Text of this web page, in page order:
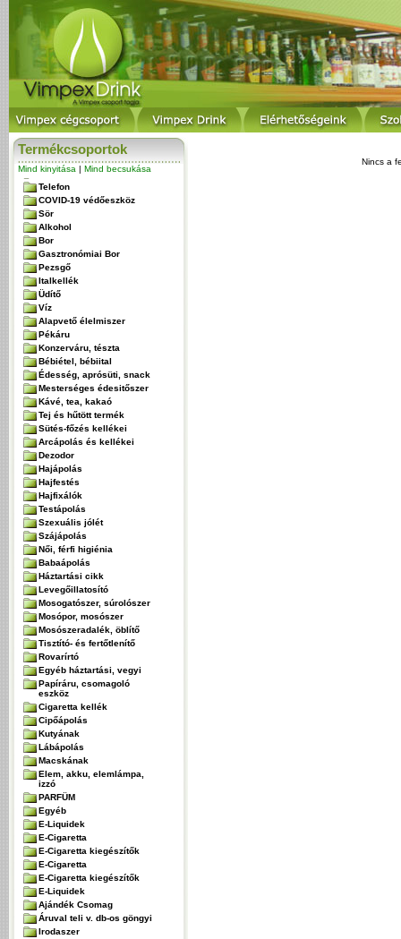
Termékcsoportok
Mind kinyitása | Mind becsukása
Telefon
COVID-19 védőeszköz
Sör
Alkohol
Bor
Gasztronómiai Bor
Pezsgő
Italkellék
Üdítő
Víz
Alapvető élelmiszer
Pékáru
Konzerváru, tészta
Bébiétel, bébiital
Édesség, aprósüti, snack
Mesterséges édesitőszer
Kávé, tea, kakaó
Tej és hűtött termék
Sütés-főzés kellékei
Arcápolás és kellékei
Dezodor
Hajápolás
Hajfestés
Hajfixálók
Testápolás
Szexuális jólét
Szájápolás
Női, férfi higiénia
Babaápolás
Háztartási cikk
Levegőillatosító
Mosogatószer, súrolószer
Mosópor, mosószer
Mosószeradalék, öblítő
Tisztító- és fertőtlenítő
Rovarírtó
Egyéb háztartási, vegyi
Papíráru, csomagoló
eszköz
Cigaretta kellék
Cipőápolás
Kutyának
Lábápolás
Macskának
Elem, akku, elemlámpa,
izzó
PARFÜM
Egyéb
E-Liquidek
E-Cigaretta
E-Cigaretta kiegészítők
E-Cigaretta
E-Cigaretta kiegészítők
E-Liquidek
Ajándék Csomag
Áruval teli v. db-os göngyi
Irodaszer
Nincs a